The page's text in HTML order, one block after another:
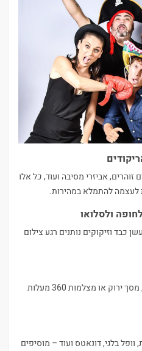
זוהרים, אביזרי מסיבה ועוד, כל אלו
להתמלא במהירות.
ולסלואו
כבד וזיקוקים נותנים רגע צילום
עמדות צילום עם רקעים, אביזרים, מסך ירוק או מצלמות 360 מעלות
וופל בלגי, דונאטס ועוד – מוסיפים